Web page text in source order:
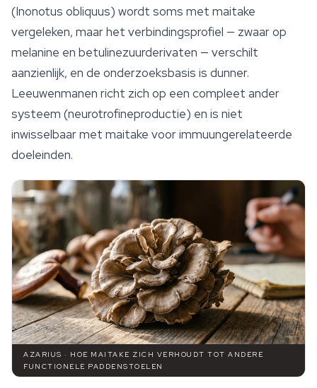
(Inonotus obliquus) wordt soms met maitake
vergeleken, maar het verbindingsprofiel — zwaar op
melanine en betulinezuurderivaten — verschilt
aanzienlijk, en de onderzoeksbasis is dunner.
Leeuwenmanen richt zich op een compleet ander
systeem (neurotrofineproductie) en is niet
inwisselbaar met maitake voor immuungerelateerde
doeleinden.
AZARIUS · HOE MAITAKE ZICH VERHOUDT TOT ANDERE
FUNCTIONELE PADDENSTOELEN